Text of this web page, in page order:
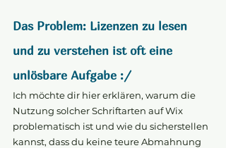
Das Problem: Lizenzen zu lesen
und zu verstehen ist oft eine
unlösbare Aufgabe :/
Ich möchte dir hier erklären, warum die
Nutzung solcher Schriftarten auf Wix
problematisch ist und wie du sicherstellen
kannst, dass du keine teure Abmahnung